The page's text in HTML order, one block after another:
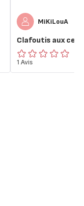
MiKiLouA
Clafoutis aux
ratings.0
1 Avis